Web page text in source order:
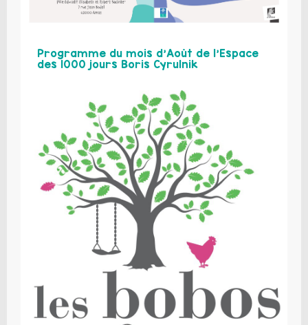
Programme du mois d’Août de l’Espace
des 1000 jours Boris Cyrulnik